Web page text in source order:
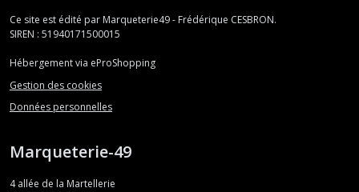
Ce site est édité par Marqueterie49 - Frédérique CESBRON.
SIREN : 51940171500015
Hébergement via eProShopping
Gestion des cookies
Données personnelles
Marqueterie-49
4 allée de la Martellerie